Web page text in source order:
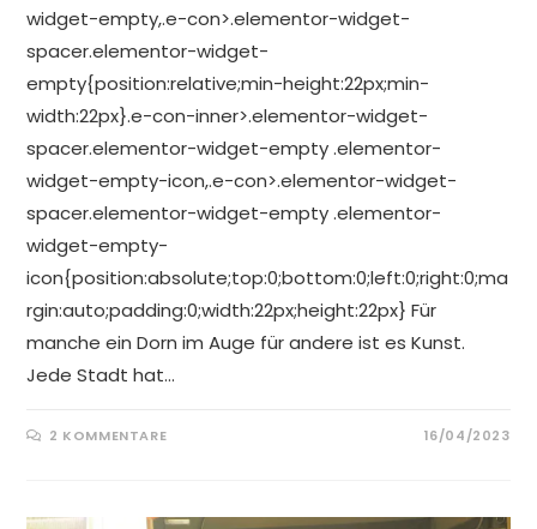
widget-empty,.e-con>.elementor-widget-
spacer.elementor-widget-
empty{position:relative;min-height:22px;min-
width:22px}.e-con-inner>.elementor-widget-
spacer.elementor-widget-empty .elementor-
widget-empty-icon,.e-con>.elementor-widget-
spacer.elementor-widget-empty .elementor-
widget-empty-
icon{position:absolute;top:0;bottom:0;left:0;right:0;ma
rgin:auto;padding:0;width:22px;height:22px} Für
manche ein Dorn im Auge für andere ist es Kunst.
Jede Stadt hat…
2 KOMMENTARE 16/04/2023